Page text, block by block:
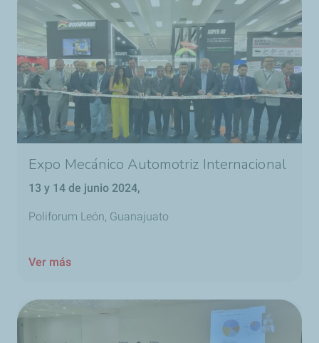
Expo Mecánico Automotriz Internacional
13 y 14 de junio 2024,
Poliforum León, Guanajuato
Ver más